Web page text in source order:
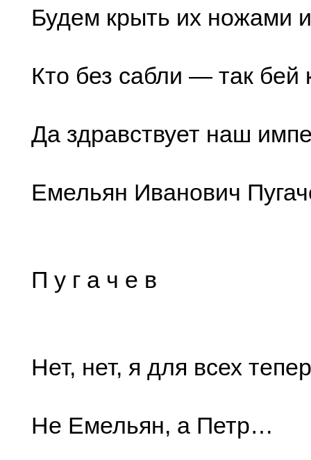
Будем крыть их ножами
Кто без сабли — так бей
Да здравствует наш
Емельян Иванович
П у г а ч е в
Нет, нет, я для всех
Не Емельян, а Петр…